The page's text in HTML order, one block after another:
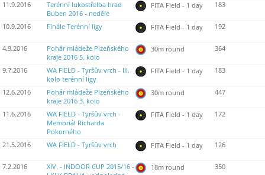
11.9.2016
Terénní lukostřelba hrad
Buben 2016 - neděle
FITA Field - 1 day 183
10.9.2016 Finále Terénní ligy FITA Field - 1 day 192
4.9.2016
Pohár mládeže Plzeňského
kraje 2016 5. kolo
30m round 364
9.7.2016
WA FIELD - Tyršův vrch - III.
kolo terénní ligy
FITA Field - 1 day 183
12.6.2016
Pohár mládeže Plzeňského
kraje 2016 3. kolo
30m round 447
11.6.2016
WA FIELD - Tyršův vrch -
Memoriál Richarda
Pokorného
FITA Field - 1 day 172
21.5.2016 WA FIELD - Tyršův vrch FITA Field - 1 day 126
7.2.2016
XIV. - INDOOR CUP 2015/16 -
18m round 350